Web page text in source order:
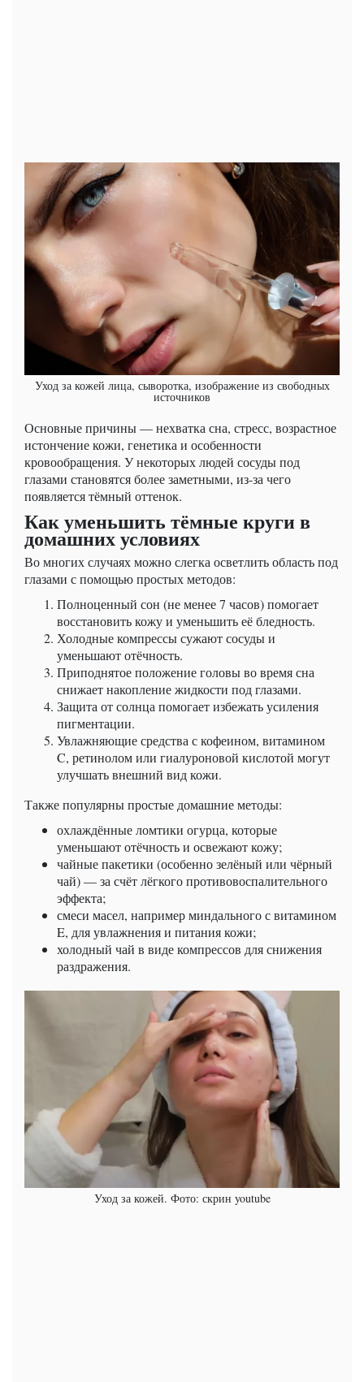
Уход за кожей лица, сыворотка, изображение из свободных
источников
Основные причины — нехватка сна, стресс, возрастное
истончение кожи, генетика и особенности
кровообращения. У некоторых людей сосуды под
глазами становятся более заметными, из-за чего
появляется тёмный оттенок.
Как уменьшить тёмные круги в
домашних условиях
Во многих случаях можно слегка осветлить область под
глазами с помощью простых методов:
Полноценный сон (не менее 7 часов) помогает
восстановить кожу и уменьшить её бледность.
Холодные компрессы сужают сосуды и
уменьшают отёчность.
Приподнятое положение головы во время сна
снижает накопление жидкости под глазами.
Защита от солнца помогает избежать усиления
пигментации.
Увлажняющие средства с кофеином, витамином
C, ретинолом или гиалуроновой кислотой могут
улучшать внешний вид кожи.
Также популярны простые домашние методы:
охлаждённые ломтики огурца, которые
уменьшают отёчность и освежают кожу;
чайные пакетики (особенно зелёный или чёрный
чай) — за счёт лёгкого противовоспалительного
эффекта;
смеси масел, например миндального с витамином
E, для увлажнения и питания кожи;
холодный чай в виде компрессов для снижения
раздражения.
Уход за кожей. Фото: скрин youtube